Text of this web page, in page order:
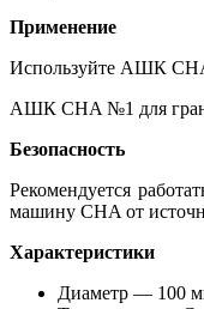
Применение
Используйте АШК
АШК CHA №1 для
Безопасность
Рекомендуется
машину CHA от
Характеристики
Диаметр — 100